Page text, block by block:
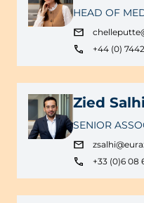
HEAD OF
+44 (0)
Zied Salhi
SENIOR
+33 (0)6 08